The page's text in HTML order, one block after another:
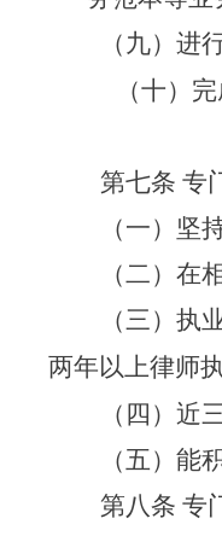
（九）进
（十）
第七条 专
（一）坚
（二）在
（三）执
两年以上律师
（四）近
（五）能
第八条 专